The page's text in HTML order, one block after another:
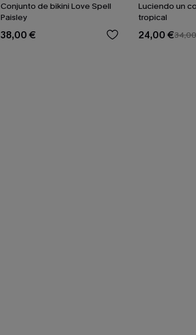
Conjunto de bikini Love Spell
Paisley
38,00 €
Luciendo un
tropical
24,00 €